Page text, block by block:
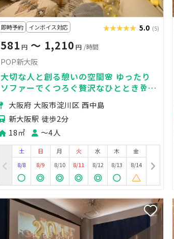
即時予約 インボイス対応 ★★★★★
★★★★★5.0 (5)
581 円 〜 1,210 円 /時間
POP新大阪
大切な人と創る憩いの空間🌸 ゆったり
ソファーでくつろぐ贅沢なひととき🥂 /
防犯カメラなし / デート💛女子会❤️タコ
パ🩷映画鑑賞🩵ゲーム💚
大阪府 大阪市淀川区 西中島
新大阪駅 徒歩2分
18㎡
〜4人
土
8/8
日
8/9
月
8/10
火
8/11
水
8/12
木
8/13
金
8/14